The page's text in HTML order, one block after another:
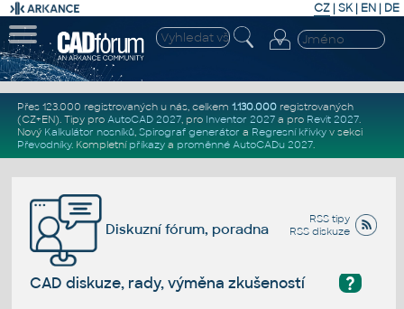
CZ | SK| EN | DE
Přes 123.000 registrovaných u nás, celkem 1.130.000registrovaných
(CZ+EN). Tipy pro AutoCAD 2027, pro Inventor 2027a pro Revit 2027.
Nový Kalkulátor nosníků, Spirograf generátor a Regresní křivkyv sekci
Převodníky. Kompletní příkazya proměnné AutoCADu 2027.
RSS tipy
RSS diskuze
Diskuzní fórum, poradna
?
CAD diskuze, rady, výměna zkušeností